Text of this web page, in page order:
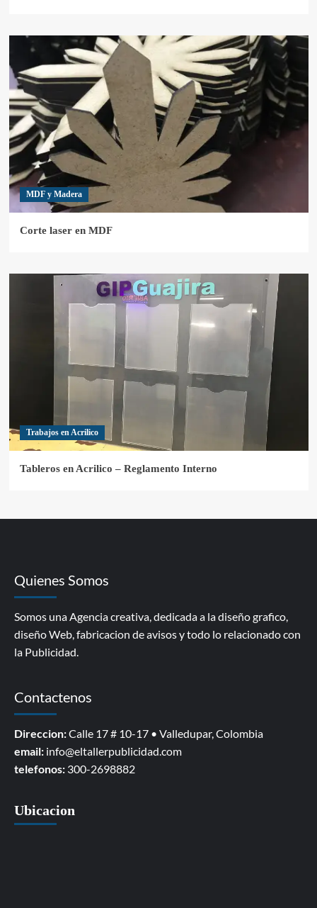
MDF y Madera
Corte laser en MDF
Trabajos en Acrilico
Tableros en Acrilico – Reglamento Interno
Quienes Somos
Somos una Agencia creativa, dedicada a la diseño grafico,
diseño Web, fabricacion de avisos y todo lo relacionado con
la Publicidad.
Contactenos
Direccion:Calle 17 # 10-17 • Valledupar, Colombia
email: info@eltallerpublicidad.com
telefonos: 300-2698882
Ubicacion